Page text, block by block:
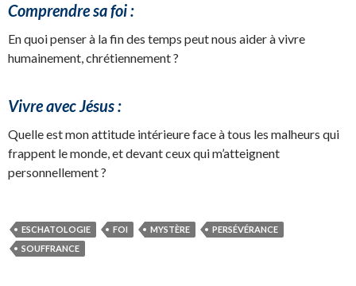
Comprendre sa foi :
En quoi penser à la fin des temps peut nous aider à vivre
humainement, chrétiennement ?
Vivre avec Jésus :
Quelle est mon attitude intérieure face à tous les malheurs qui
frappent le monde, et devant ceux qui m’atteignent
personnellement ?
ESCHATOLOGIE FOI MYSTÈRE
PERSÉVÉRANCE
SOUFFRANCE